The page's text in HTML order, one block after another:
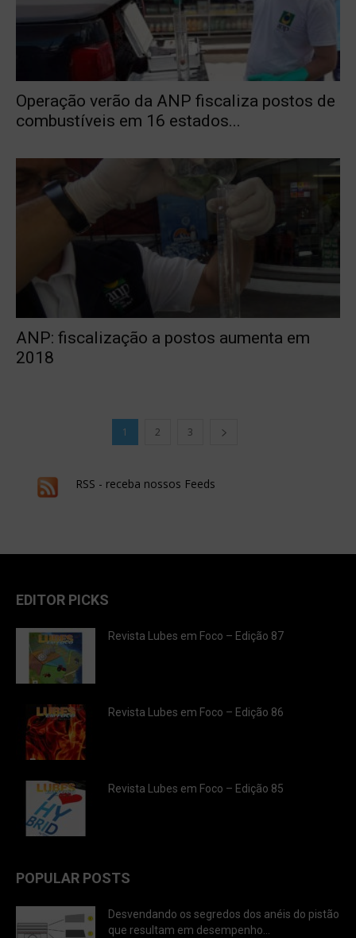
Operação verão da ANP fiscaliza postos de
combustíveis em 16 estados...
ANP: fiscalização a postos aumenta em
2018
1 2 3
RSS - receba nossos Feeds
EDITOR PICKS
Revista Lubes em Foco – Edição 87
Revista Lubes em Foco – Edição 86
Revista Lubes em Foco – Edição 85
POPULAR POSTS
Desvendando os segredos dos anéis do pistão
que resultam em desempenho...